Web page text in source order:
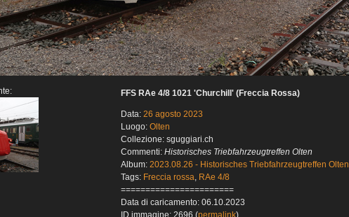
FFS RAe 4/8 1021 'Churchill' (Freccia Rossa)
Data: 26 agosto 2023
Luogo: Olten
Collezione: sguggiari.ch
Commenti: Historisches Triebfahrzeugtreffen Olten
Album: 2023.08.26 - Historisches Triebfahrzeugtreffen Olten
Tags: Freccia rossa, RAe 4/8
=======================
Data di caricamento: 06.10.2023